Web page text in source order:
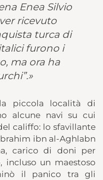
Enea Silvio
ricevuto
turca di
furono i
ma ora ha
piccola località di
alcune navi su cui
califfo: lo sfavillante
ibn al-Aghlabn
carico di doni per
incluso un maestoso
il panico tra gli